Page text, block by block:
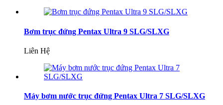
Bơm trục đứng Pentax Ultra 9 SLG/SLXG
Liên Hệ
Máy bơm nước trục đứng Pentax Ultra 7 SLG/SLXG